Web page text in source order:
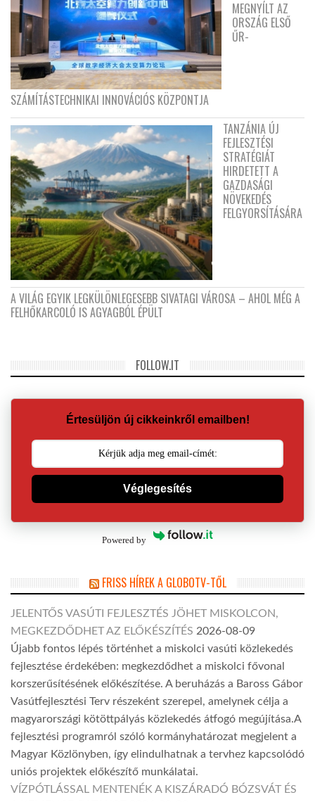
MEGNYÍLT AZ
ORSZÁG ELSŐ
ŰR-
SZÁMÍTÁSTECHNIKAI INNOVÁCIÓS KÖZPONTJA
TANZÁNIA ÚJ
FEJLESZTÉSI
STRATÉGIÁT
HIRDETETT A
GAZDASÁGI
NÖVEKEDÉS
FELGYORSÍTÁSÁRA
A VILÁG EGYIK LEGKÜLÖNLEGESEBB SIVATAGI VÁROSA – AHOL MÉG A
FELHŐKARCOLÓ IS AGYAGBÓL ÉPÜLT
FOLLOW.IT
Értesüljön új cikkeinkről emailben!
Véglegesítés
Powered by
FRISS HÍREK A GLOBOTV-TŐL
JELENTŐS VASÚTI FEJLESZTÉS JÖHET MISKOLCON,
MEGKEZDŐDHET AZ ELŐKÉSZÍTÉS 2026-08-09
Újabb fontos lépés történhet a miskolci vasúti közlekedés
fejlesztése érdekében: megkezdődhet a miskolci fővonal
korszerűsítésének előkészítése. A beruházás a Baross Gábor
Vasútfejlesztési Terv részeként szerepel, amelynek célja a
magyarországi kötöttpályás közlekedés átfogó megújítása.A
fejlesztési programról szóló kormányhatározat megjelent a
Magyar Közlönyben, így elindulhatnak a tervhez kapcsolódó
uniós projektek előkészítő munkálatai.
VÍZPÓTLÁSSAL MENTENÉK A KISZÁRADÓ BÓZSVÁT ÉS